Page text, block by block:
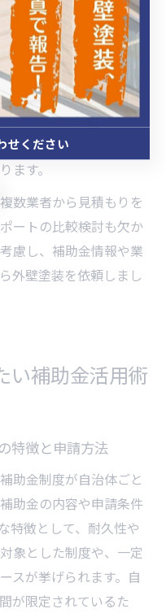
ている住宅リフォーム
べ、申請条件や期間を
、日高市や志木市では
いるケースがあり、申
です。また、繁忙期を
安な見積もりや柔軟な
ます。
数業者から見積もりを
ートの比較検討も欠か
慮し、補助金情報や業
外壁塗装を依頼しまし
い補助金活用術
特徴と申請方法
助金制度が自治体ごと
助金の内容や申請条件
特徴として、耐久性や
象とした制度や、一定
スが挙げられます。自
が限定されているた
せください
せください